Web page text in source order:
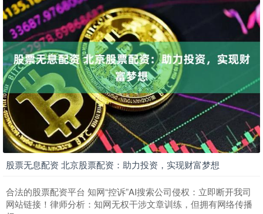
股票无息配资 北京股票配资：助力投资，实现财富梦想
合法的股票配资平台 知网“控诉”AI搜索公司侵权：立即断开我司
网站链接！律师分析：知网无权干涉文章训练，但拥有网络传播